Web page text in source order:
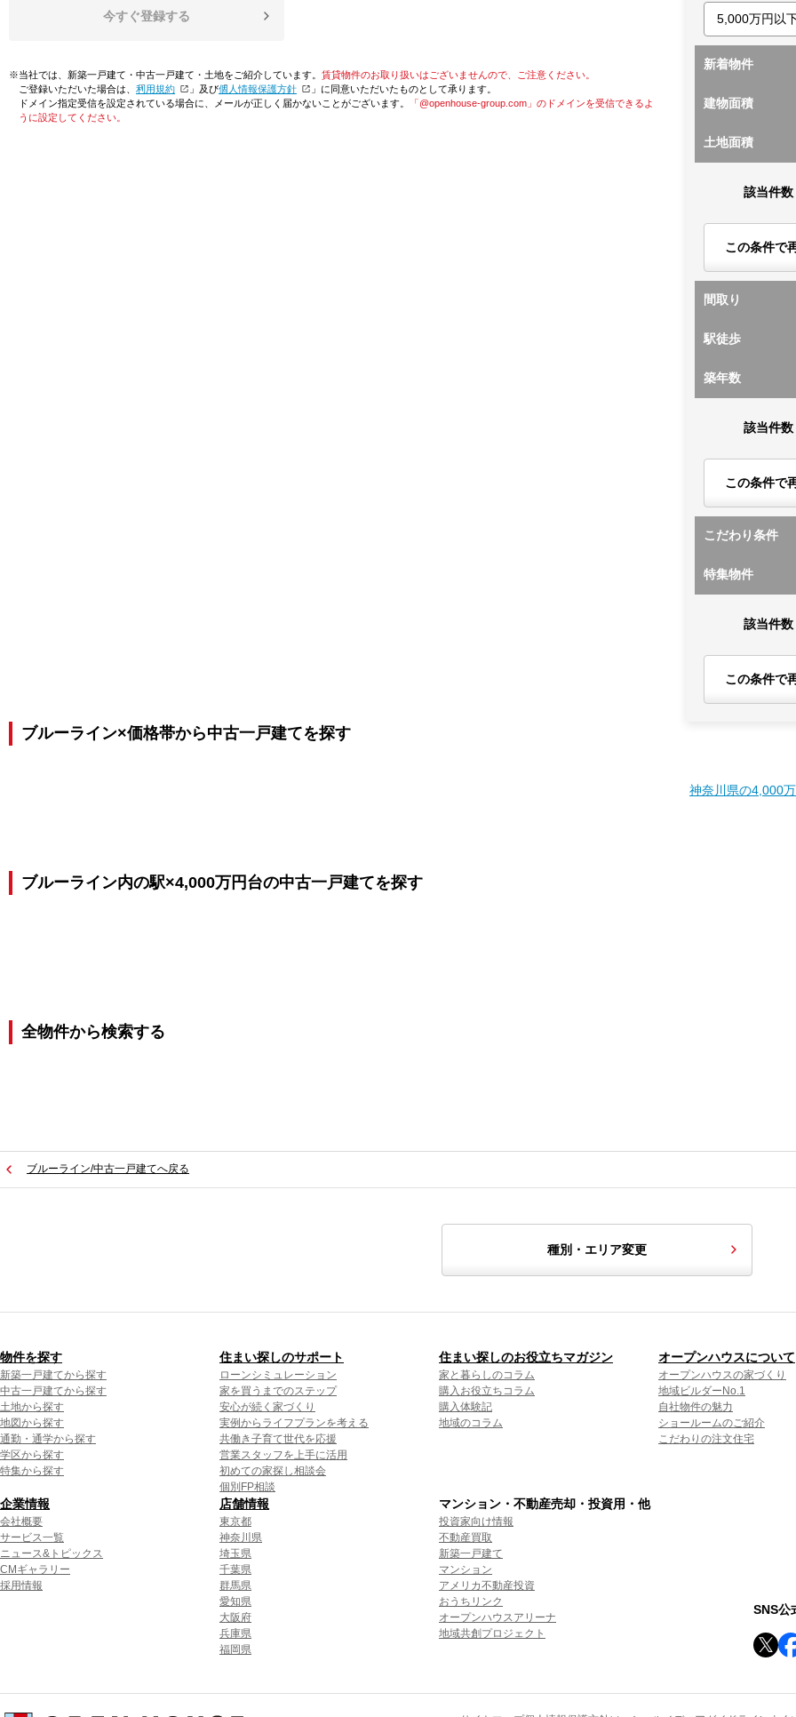
今すぐ登録する
※当社では、新築一戸建て・中古一戸建て・土地をご紹介しています。 賃貸物件のお取り扱いはございませんので、ご注意ください。
ご登録いただいた場合は、「利用規約 」及び「個人情報保護方針
」に同意いただいたものとして承ります。
ドメイン指定受信を設定されている場合に、メールが正しく届かないことがございます。
「@openhouse-group.com」のドメインを受信できるよ
うに設定してください。
新着物件
建物面積
土地面積
該当件数
この条件で
間取り
駅徒歩
築年数
該当件数
この条件で
こだわり条件
特集物件
該当件数
この条件で
ブルーライン×価格帯から中古一戸建てを探す
神奈川県の4,000
ブルーライン内の駅×4,000万円台の中古一戸建てを探す
全物件から検索する
ブルーライン/中古一戸建てへ戻る
種別・エリア変更
物件を探す
新築一戸建てから探す
中古一戸建てから探す
土地から探す
地図から探す
通勤・通学から探す
学区から探す
特集から探す
住まい探しのサポート
ローンシミュレーション
家を買うまでのステップ
安心が続く家づくり
実例からライフプランを考える
共働き子育て世代を応援
営業スタッフを上手に活用
初めての家探し相談会
個別FP相談
住まい探しのお役立ちマガジン
家と暮らしのコラム
購入お役立ちコラム
購入体験記
地域のコラム
オープンハウスについて
オープンハウスの家づくり
地域ビルダーNo.1
自社物件の魅力
ショールームのご紹介
こだわりの注文住宅
企業情報
会社概要
サービス一覧
ニュース&トピックス
CMギャラリー
採用情報
店舗情報
東京都
神奈川県
埼玉県
千葉県
群馬県
愛知県
大阪府
兵庫県
福岡県
マンション・不動産売却・投資用・他
投資家向け情報
不動産買取
新築一戸建て
マンション
アメリカ不動産投資
おうちリンク
オープンハウスアリーナ
地域共創プロジェクト
SNS公